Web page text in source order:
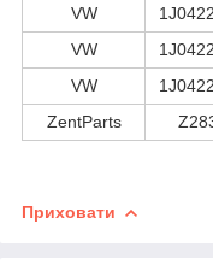
VW
VW
VW
ZentParts
Приховати